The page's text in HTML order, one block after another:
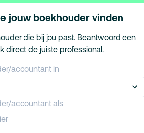
jouw boekhouder vinden
die bij jou past. Beantwoord een
direct de juiste professional.
accountant in
accountant als